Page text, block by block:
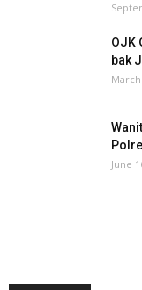
OJK
bak
March
June